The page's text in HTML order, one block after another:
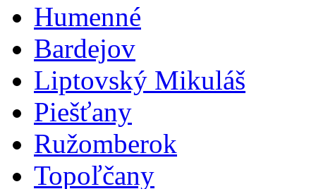
Humenné
Bardejov
Liptovský Mikuláš
Piešťany
Ružomberok
Topoľčany